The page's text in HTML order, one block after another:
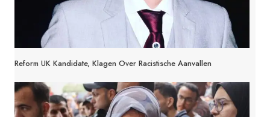
Reform UK Kandidate, Klagen Over Racistische Aanvallen